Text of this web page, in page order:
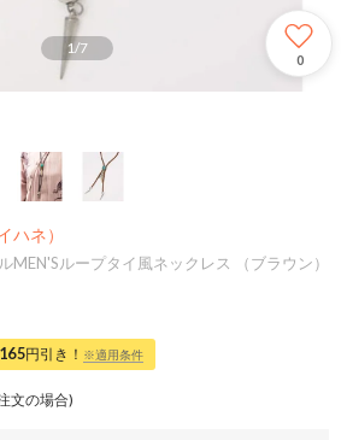
1/7
0
ハネ）
MEN'Sループタイ風ネックレス （ブラウン）
165円引き！ ※適用条件
文の場合)